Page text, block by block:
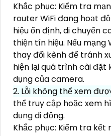
Khắc phục: Kiểm tra
router WiFi đang hoạt
hiệu ổn định, di chuyển
thiện tín hiệu. Nếu mạng
thay đổi kênh để tránh
hiện lại quá trình cài đặt
dụng của camera.
2. Lỗi không thể xem
thể truy cập hoặc xem
dụng di động.
Khắc phục: Kiểm tra kết